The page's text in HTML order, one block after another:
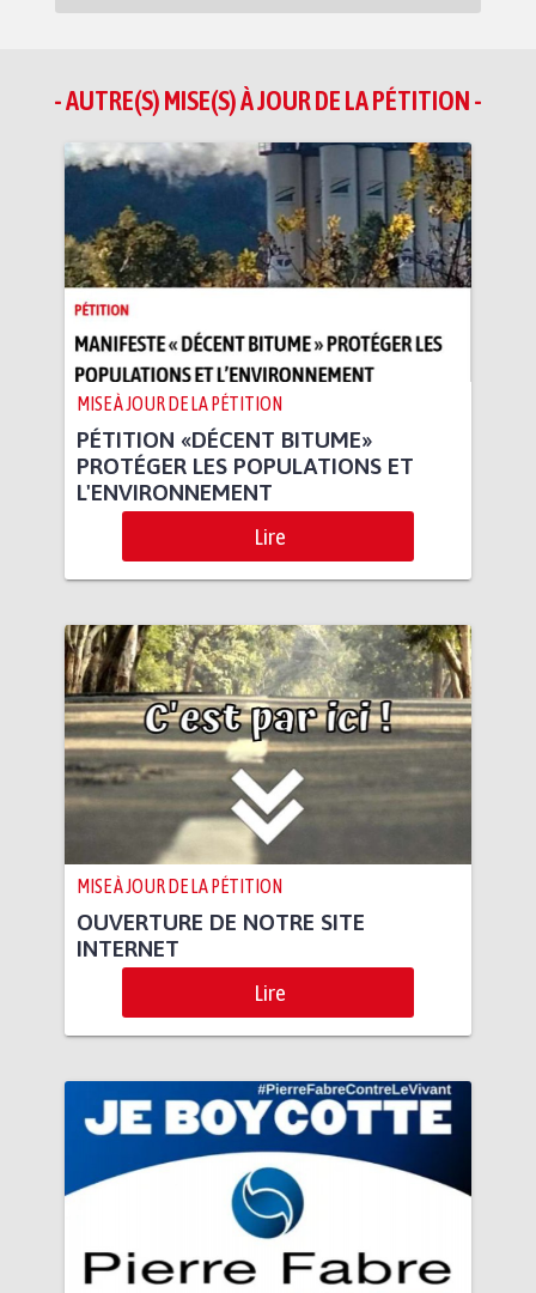
- AUTRE(S) MISE(S) À JOUR DE LA PÉTITION -
MISE À JOUR DE LA PÉTITION
PÉTITION «DÉCENT BITUME»
PROTÉGER LES POPULATIONS ET
L'ENVIRONNEMENT
Lire
MISE À JOUR DE LA PÉTITION
OUVERTURE DE NOTRE SITE
INTERNET
Lire